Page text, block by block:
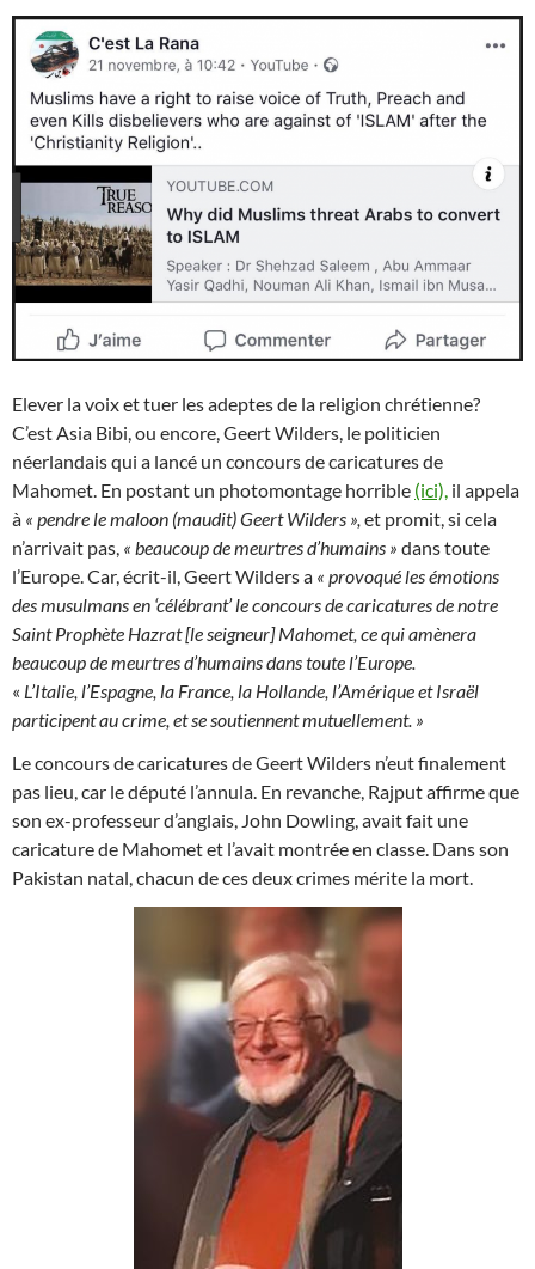
Elever la voix et tuer les adeptes de la religion chrétienne?
C’est Asia Bibi, ou encore, Geert Wilders, le politicien
néerlandais qui a lancé un concours de caricatures de
Mahomet. En postant un photomontage horrible (ici), il appela
à « pendre le maloon (maudit) Geert Wilders », et promit, si cela
n’arrivait pas, « beaucoup de meurtres d’humains » dans toute
l’Europe. Car, écrit-il, Geert Wilders a « provoqué les émotions
des musulmans en ‘célébrant’ le concours de caricatures de notre
Saint Prophète Hazrat [le seigneur] Mahomet, ce qui amènera
beaucoup de meurtres d’humains dans toute l’Europe.
« L’Italie, l’Espagne, la France, la Hollande, l’Amérique et Israël
participent au crime, et se soutiennent mutuellement. »
Le concours de caricatures de Geert Wilders n’eut finalement
pas lieu, car le député l’annula. En revanche, Rajput affirme que
son ex-professeur d’anglais, John Dowling, avait fait une
caricature de Mahomet et l’avait montrée en classe. Dans son
Pakistan natal, chacun de ces deux crimes mérite la mort.